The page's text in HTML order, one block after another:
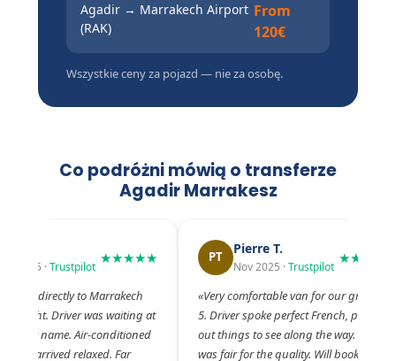
Agadir → Marrakech Airport
(RAK)
From
120€
Wszystkie ceny za pojazd — nie za osobę.
Co podróżni mówią o transferze
Agadir Marrakesz
2025 ·Trustpilot
★★★★★
directly to Marrakech
flight. Driver was waiting at
my name. Air-conditioned
stops, arrived relaxed. Far
PT Pierre T.
Nov 2025 ·Trustpilot
★★★★★
«Very comfortable van for our group of
5. Driver spoke perfect French, pointed
out things to see along the way. Price
was fair for the quality. Will book again